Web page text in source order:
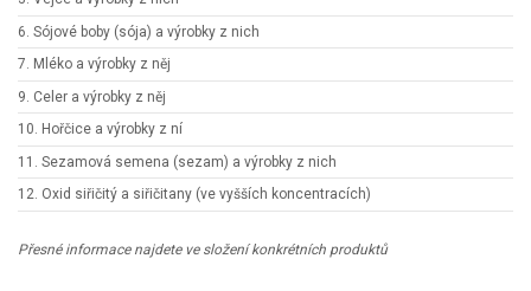
6. Sójové boby (sója) a výrobky z nich
7. Mléko a výrobky z něj
9. Celer a výrobky z něj
10. Hořčice a výrobky z ní
11. Sezamová semena (sezam) a výrobky z nich
12. Oxid siřičitý a siřičitany (ve vyšších koncentracích)
Přesné informace najdete ve složení konkrétních produktů